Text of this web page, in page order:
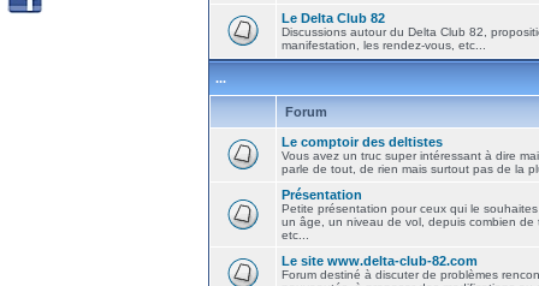
Le Delta Club 82
Discussions autour du Delta Club 82,
manifestation, les rendez-vous, etc...
...
Forum
Le comptoir des deltistes
Vous avez un truc super intéressant à dire
parle de tout, de rien mais surtout pas de la
Présentation
Petite présentation pour ceux qui le
un âge, un niveau de vol, depuis combien de
etc...
Le site www.delta-club-82.com
Forum destiné à discuter de problèmes